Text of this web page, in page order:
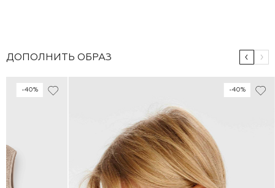
ДОПОЛНИТЬ ОБРАЗ
-40% -40%